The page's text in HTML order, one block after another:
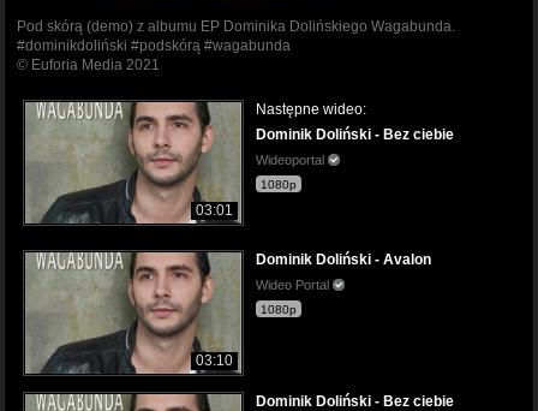
Pod skórą (demo) z albumu EP Dominika Dolińskiego Wagabunda.
#dominikdoliński #podskórą #wagabunda
© Euforia Media 2021
03:01
Następne wideo:
Dominik Doliński - Bez ciebie
Wideoportal
1080p
03:10
Dominik Doliński - Avalon
Wideo Portal
1080p
Dominik Doliński - Bez ciebie